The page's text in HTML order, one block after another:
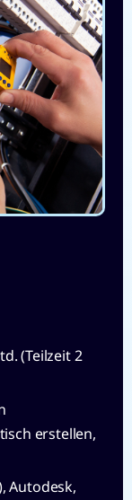
(Teilzeit 2
erstellen,
Autodesk,